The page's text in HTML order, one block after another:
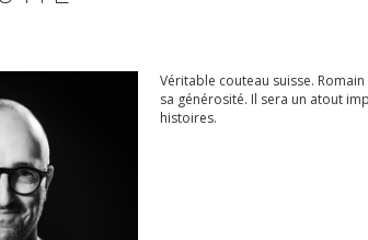
Véritable couteau suisse.
sa générosité. Il sera un atout
histoires.